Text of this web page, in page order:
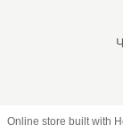
Online store built with